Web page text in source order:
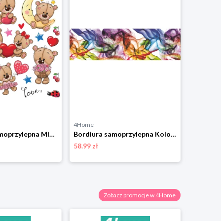
Dekoracja samoprzylepna Misie, 30 x 30 cm 4-Home
4Home
Bordiura samoprzylepna Kolorowy dym, 500 x 14 cm 4-Home
58.99 zł
Zobacz promocje w 4Home